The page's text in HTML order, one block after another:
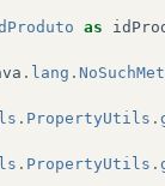
as
. lang .
. PropertyUtils .
. PropertyUtils .